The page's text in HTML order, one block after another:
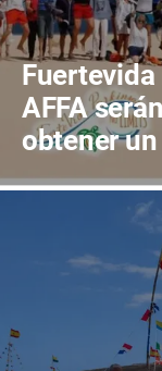
AFFA
obtener
en